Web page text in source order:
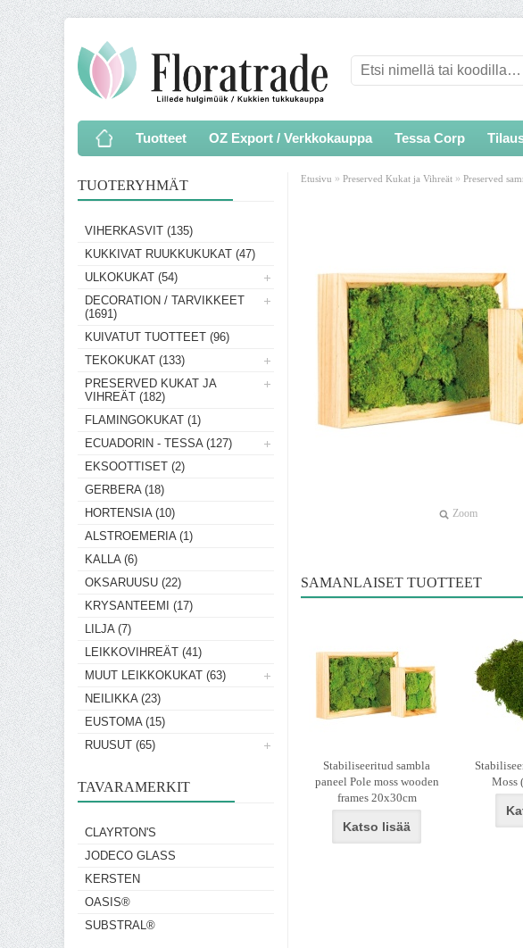
Tuotteet OZ Export / Verkkokauppa Tessa Corp
TUOTERYHMÄT
VIHERKASVIT (135)
KUKKIVAT RUUKKUKUKAT (47)
ULKOKUKAT (54)
DECORATION / TARVIKKEET
(1691)
KUIVATUT TUOTTEET (96)
TEKOKUKAT (133)
PRESERVED KUKAT JA
VIHREÄT (182)
FLAMINGOKUKAT (1)
ECUADORIN - TESSA (127)
EKSOOTTISET (2)
GERBERA (18)
HORTENSIA (10)
ALSTROEMERIA (1)
KALLA (6)
OKSARUUSU (22)
KRYSANTEEMI (17)
LILJA (7)
LEIKKOVIHREÄT (41)
MUUT LEIKKOKUKAT (63)
NEILIKKA (23)
EUSTOMA (15)
RUUSUT (65)
TAVARAMERKIT
CLAYRTON'S
JODECO GLASS
KERSTEN
OASIS®
SUBSTRAL®
Etusivu » Preserved Kukat ja Vihreät » Preserved
Zoom
SAMANLAISET TUOTTEET
Stabiliseeritud sambla
paneel Pole moss wooden
frames 20x30cm
Katso lisää
Moss